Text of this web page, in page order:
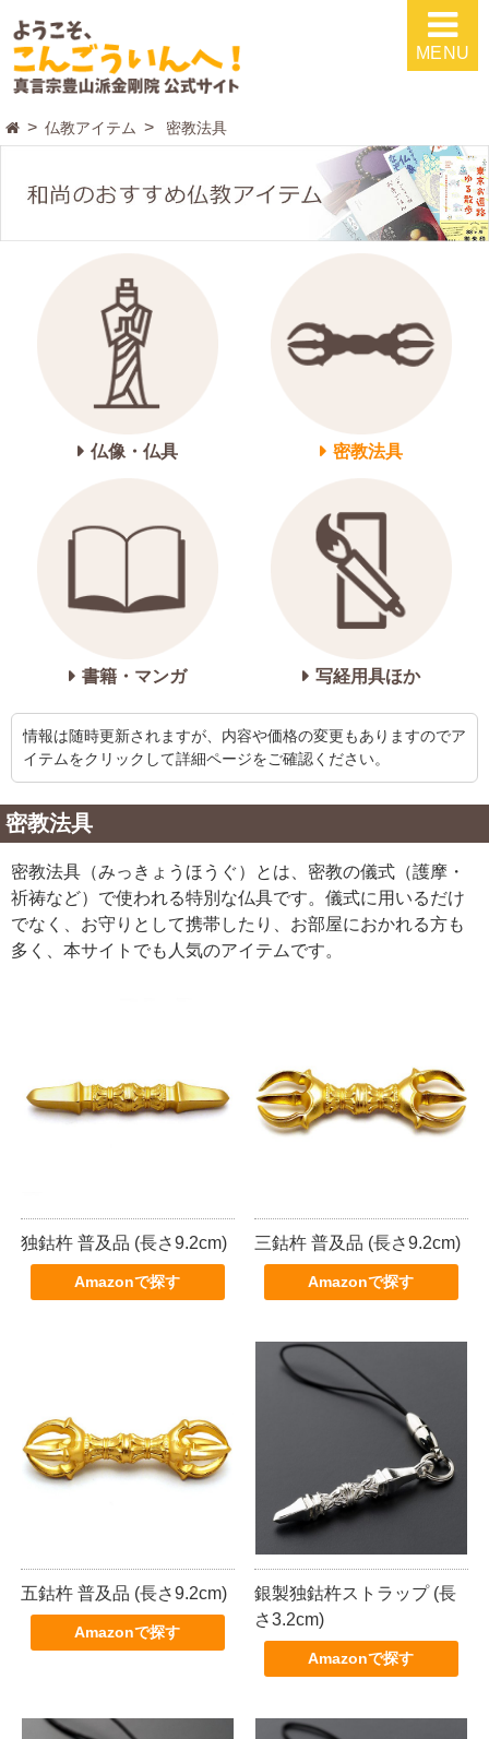
MENU
仏教アイテム 密教法具
仏像・仏具 密教法具
書籍・マンガ 写経用具ほか
情報は随時更新されますが、内容や価格の変更もありますのでア
イテムをクリックして詳細ページをご確認ください。
密教法具
密教法具（みっきょうほうぐ）とは、密教の儀式（護摩・
祈祷など）で使われる特別な仏具です。儀式に用いるだけ
でなく、お守りとして携帯したり、お部屋におかれる方も
多く、本サイトでも人気のアイテムです。
独鈷杵 普及品 (長さ9.2cm)
Amazonで探す
三鈷杵 普及品 (長さ9.2cm)
Amazonで探す
五鈷杵 普及品 (長さ9.2cm)
Amazonで探す
銀製独鈷杵ストラップ (長
さ3.2cm)
Amazonで探す